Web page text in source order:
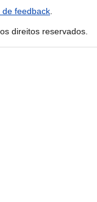
feedback
direitos reservados.